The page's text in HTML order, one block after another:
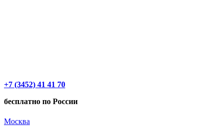
+7 (3452) 41 41 70
бесплатно по России
Москва